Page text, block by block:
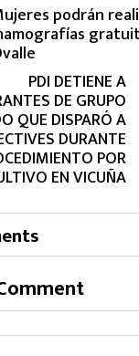
podrán
PDI DETIENE A
DE GRUPO
QUE DISPARÓ A
DURANTE
POR
EN VICUÑA